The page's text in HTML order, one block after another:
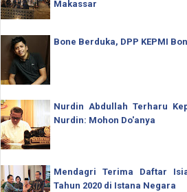
Makassar
Bone Berduka, DPP KEPMI
Nurdin Abdullah Terharu
Nurdin: Mohon Do'anya
Mendagri Terima Daftar
Tahun 2020 di Istana Negara